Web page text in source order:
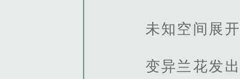
未知空间展
变异兰花发